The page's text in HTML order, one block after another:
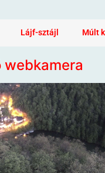
Lájf-sztájl Múlt